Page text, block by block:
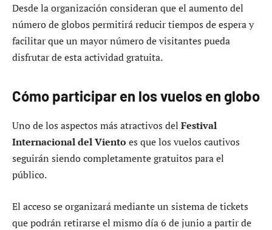
Desde la organización consideran que el aumento del
número de globos permitirá reducir tiempos de espera y
facilitar que un mayor número de visitantes pueda
disfrutar de esta actividad gratuita.
Cómo participar en los vuelos en globo
Uno de los aspectos más atractivos del Festival
Internacional del Viento es que los vuelos cautivos
seguirán siendo completamente gratuitos para el
público.
El acceso se organizará mediante un sistema de tickets
que podrán retirarse el mismo día 6 de junio a partir de